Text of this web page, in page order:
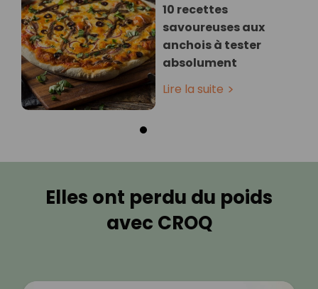
10 recettes
savoureuses aux
anchois à tester
absolument
Lire la suite
Elles ont perdu du poids
avec CROQ